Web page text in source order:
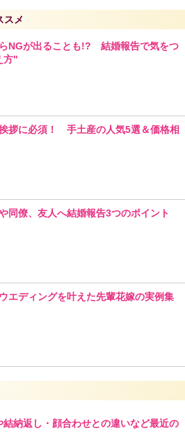
スメ
NGが出ることも!? 結婚報告で気をつ
方"
拶に必須！ 手土産の人気5選＆価格相
同僚、友人へ結婚報告3つのポイント
エディングを叶えた先輩花嫁の実例集
納返し・顔合わせとの違いなど最近の